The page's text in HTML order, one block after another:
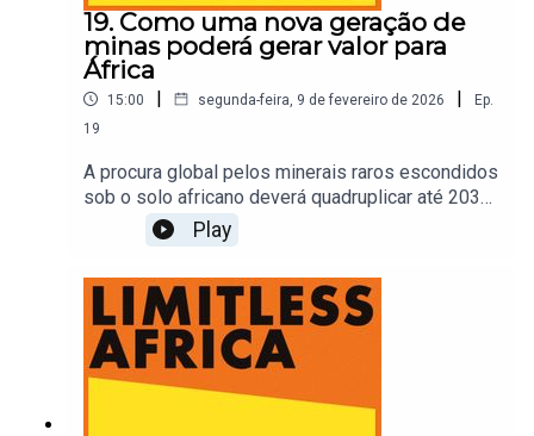
19. Como uma nova geração de
minas poderá gerar valor para
África
15:00 | segunda-feira, 9 de fevereiro de 2026 |
Ep.
19
A procura global pelos minerais raros escondidos
sob o solo africano deverá quadruplicar até 2030.
Estes materiais essenciais vão desde o lítio,
presente no seu smartphone, até ao cobalto, que
alimenta as baterias de veículos elétricos. No
entanto, durante décadas, a história tem sido a
mesma: as matérias-primas são extraídas do
solo, enviadas para o estrangeiro para serem
refinadas e depois vendidas de volta ao
continente com um enorme valor
Play